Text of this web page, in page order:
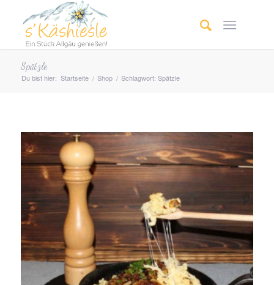
Spätzle
Du bist hier: Startseite / Shop / Schlagwort: Spätzle